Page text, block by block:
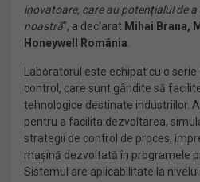
inovatoare, care au potențialul de
noastră”, a declarat Mihai Brana,
Honeywell România
Laboratorul este echipat cu o
control, care sunt gândite să
tehnologice destinate industriilor.
pentru a facilita dezvoltarea,
strategii de control de proces,
mașină dezvoltată în programele
Sistemul are aplicabilitate la